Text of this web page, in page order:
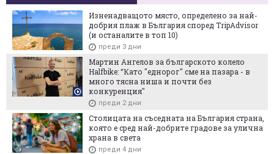
Изненадващото място, определено за най-
добрия плаж в България според TripAdvisor
(и останалите в топ 10)
преди 3 дни
Мартин Ангелов за българското колело
Halfbike: “Като "еднорог" сме на пазара - в
много тясна ниша и почти без
конкуренция"
преди 2 дни
Столицата на съседната на България страна,
която е сред най-добрите градове за улична
храна в света
преди 4 дни